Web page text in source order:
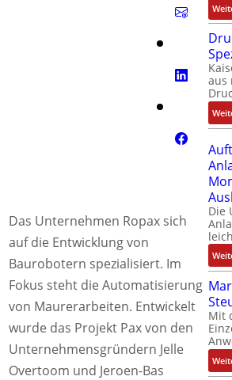
Das Unternehmen Ropax sich
auf die Entwicklung von
Baurobotern spezialisiert. Im
Fokus steht die Automatisierung
von Maurerarbeiten. Entwickelt
wurde das Projekt Pax von den
Unternehmensgründern Jelle
Overtoom und Jeroen-Bas
aus
Die
Mit